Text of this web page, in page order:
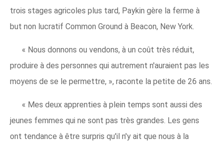
trois stages agricoles plus tard, Paykin gère la ferme à
but non lucratif Common Ground à Beacon, New York.
« Nous donnons ou vendons, à un coût très réduit,
produire à des personnes qui autrement n'auraient pas les
moyens de se le permettre, », raconte la petite de 26 ans.
« Mes deux apprenties à plein temps sont aussi des
jeunes femmes qui ne sont pas très grandes. Les gens
ont tendance à être surpris qu'il n'y ait que nous à la